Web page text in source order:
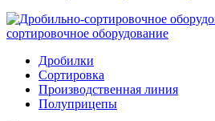
сортировочное оборудование
Дробилки
Сортировка
Производственная линия
Полуприцепы